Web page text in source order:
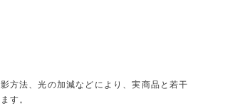
方法、光の加減などにより、実商品と若干
す。